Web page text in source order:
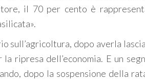
il 70 per cento è
sull’agricoltura, dopo averla
ripresa dell’economia. E un
dopo la sospensione della